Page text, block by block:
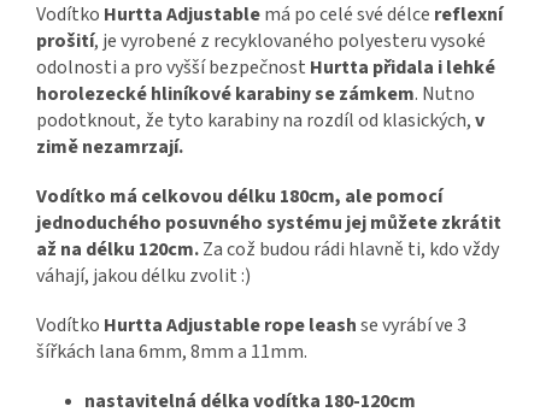
Vodítko Hurtta Adjustablemá po celé své délce reflexní
prošití, je vyrobené z recyklovaného polyesteru vysoké
odolnosti a pro vyšší bezpečnost Hurtta přidala i lehké
horolezecké hliníkové karabiny se zámkem. Nutno
podotknout, že tyto karabiny na rozdíl od klasických,v
zimě nezamrzají.
Vodítko má celkovou délku 180cm, ale pomocí
jednoduchého posuvného systému jej můžete zkrátit
až na délku 120cm.Za což budou rádi hlavně ti, kdo vždy
váhají, jakou délku zvolit :)
Vodítko Hurtta Adjustable rope leashse vyrábí ve 3
šířkách lana 6mm, 8mm a 11mm.
nastavitelná délka vodítka 180-120cm